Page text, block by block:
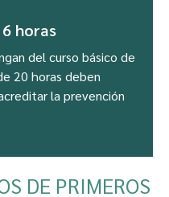
horas
del curso básico de
20 horas deben
la prevención
DE PRIMEROS